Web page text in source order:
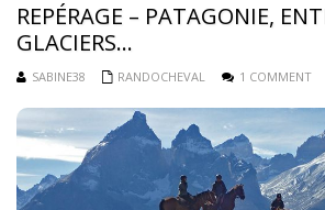
REPÉRAGE – PATAGONIE,
GLACIERS…
SABINE38 RANDOCHEVAL 1 COMMENT